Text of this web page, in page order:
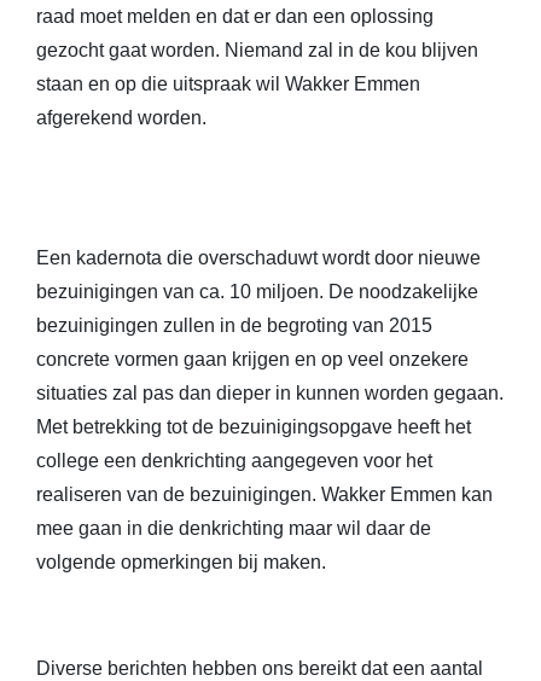
raad moet melden en dat er dan een oplossing
gezocht gaat worden. Niemand zal in de kou blijven
staan en op die uitspraak wil Wakker Emmen
afgerekend worden.
Een kadernota die overschaduwt wordt door nieuwe
bezuinigingen van ca. 10 miljoen. De noodzakelijke
bezuinigingen zullen in de begroting van 2015
concrete vormen gaan krijgen en op veel onzekere
situaties zal pas dan dieper in kunnen worden gegaan.
Met betrekking tot de bezuinigingsopgave heeft het
college een denkrichting aangegeven voor het
realiseren van de bezuinigingen. Wakker Emmen kan
mee gaan in die denkrichting maar wil daar de
volgende opmerkingen bij maken.
Diverse berichten hebben ons bereikt dat een aantal